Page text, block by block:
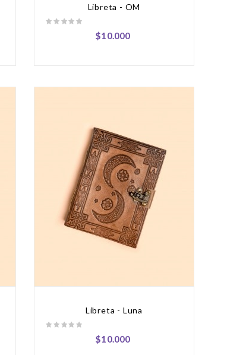
Libreta - OM
$10.000
Libreta - Luna
$10.000